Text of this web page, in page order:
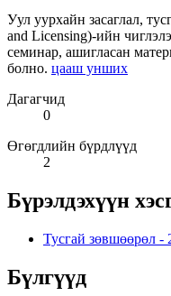
Уул уурхайн засаглал,
and Licensing)-ийн
семинар, ашигласан
болно. цааш унших
Дагагчид
0
Өгөгдлийн бүрдлүүд
2
Бүрэлдэхүүн
Тусгай зөвшөөрөл -
Бүлгүүд